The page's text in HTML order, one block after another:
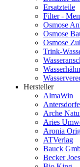
Ersatzteile
Filter -
Osmose
Osmose
Osmose
Trink-
Hersteller
AlmaWin
Arche
Aries
Aronia
ATVerlag
Bauck
Becker